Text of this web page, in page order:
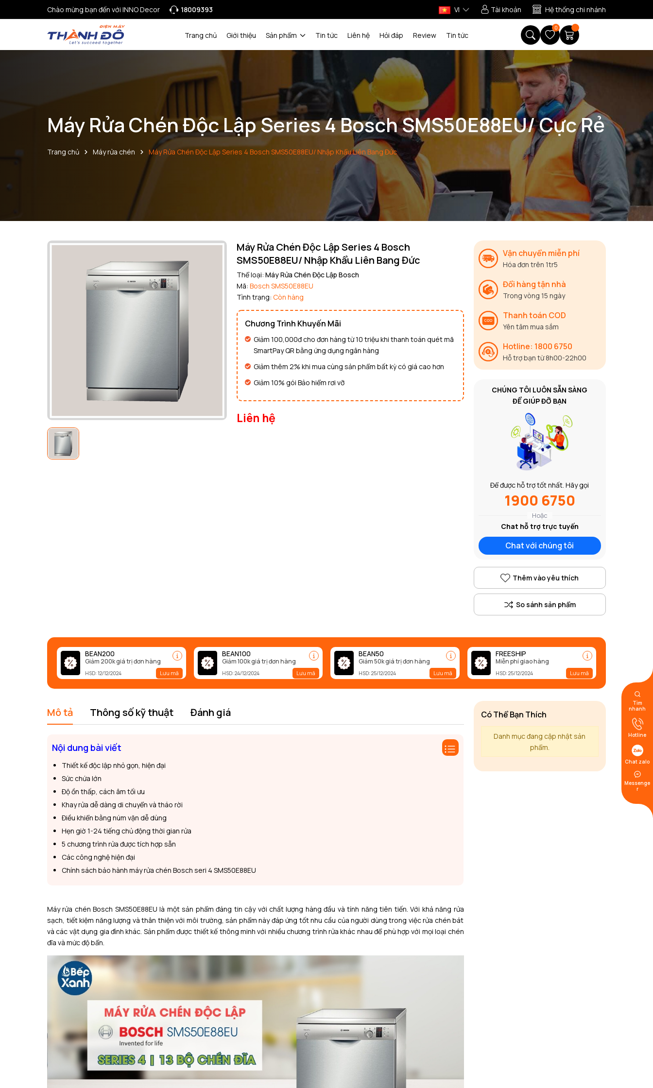
Chào mừng bạn đến với INNO Decor 18009393 VI Tài khoản Hệ thống chi nhánh
Trang chủ Giới thiệu Sản phẩm Tin tức Liên hệ Hỏi đáp Review Tin tức
0
Máy Rửa Chén Độc Lập Series 4 Bosch SMS50E88EU/ Cực Rẻ
Trang chủ Máy rửa chén Máy Rửa Chén Độc Lập Series 4 Bosch SMS50E88EU/ Nhập Khẩu Liên Bang Đức
Máy Rửa Chén Độc Lập Series 4 Bosch
SMS50E88EU/ Nhập Khẩu Liên Bang Đức
Thể loại: Máy Rửa Chén Độc Lập Bosch
Mã: Bosch SMS50E88EU
Tình trạng: Còn hàng
Chương Trình Khuyến Mãi
Giảm 100,000đ cho đơn hàng từ 10 triệu khi thanh toán quét mã
SmartPay QR bằng ứng dụng ngân hàng
Giảm thêm 2% khi mua cùng sản phẩm bất kỳ có giá cao hơn
Giảm 10% gói Bảo hiểm rơi vỡ
Liên hệ
Vận chuyển miễn phí
Hóa đơn trên 1tr5
Đổi hàng tận nhà
Trong vòng 15 ngày
Thanh toán COD
Yên tâm mua sắm
Hotline: 1800 6750
Hỗ trợ bạn từ 8h00-22h00
CHÚNG TÔI LUÔN SẴN SÀNG
ĐỂ GIÚP ĐỠ BẠN
Để được hỗ trợ tốt nhất. Hãy gọi
1900 6750
Hoặc
Chat hỗ trợ trực tuyến
Chat với chúng tôi
Thêm vào yêu thích
BEAN200
Giảm 200k giá trị đơn hàng
HSD: 12/12/2024 Lưu mã
BEAN100
Giảm 100k giá trị đơn hàng
HSD: 24/12/2024 Lưu mã
BEAN50
Giảm 50k giá trị đơn hàng
HSD: 25/12/2024 Lưu mã
FREESHIP
Miễn phí giao hàng
HSD: 25/12/2024 Lưu mã
Mã giảm giá:
Ngày hết hạn:
Điều kiện:
Copy mã và nhập mã ở trangTHANH TOÁNbạn nhé!
Có Thể Bạn Thích
Danh mục đang cập nhật sản
phẩm.
Mô tả Thông số kỹ thuật Đánh giá
Nội dung bài viết
Thiết kế độc lập nhỏ gọn, hiện đại
Sức chứa lớn
Độ ồn thấp, cách âm tối ưu
Khay rửa dễ dàng di chuyển và tháo rời
Điều khiển bằng núm vặn dễ dùng
Hẹn giờ 1-24 tiếng chủ động thời gian rửa
5 chương trình rửa được tích hợp sẵn
Các công nghệ hiện đại
Chính sách bảo hành máy rửa chén Bosch seri 4 SMS50E88EU
Máy rửa chén Bosch SMS50E88EU là một sản phẩm đáng tin cậy với chất lượng hàng đầu và tính năng tiên tiến. Với khả năng rửa
sạch, tiết kiệm năng lượng và thân thiện với môi trường, sản phẩm này đáp ứng tốt nhu cầu của người dùng trong việc rửa chén bát
và các vật dụng gia đình khác. Sản phẩm được thiết kế thông minh với nhiều chương trình rửa khác nhau để phù hợp với mọi loại chén
đĩa và mức độ bẩn.
Tìm
nhanh
Hotline
Chat zalo
Messenge
r